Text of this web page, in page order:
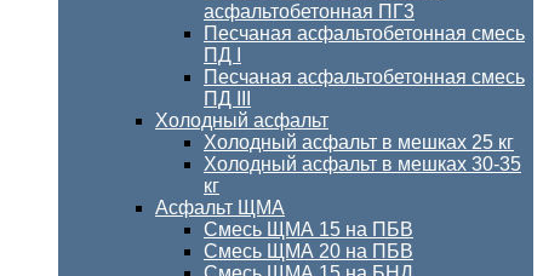
асфальтобетонная ПГ3
Песчаная асфальтобетонная смесь
ПД I
Песчаная асфальтобетонная смесь
ПД III
Холодный асфальт
Холодный асфальт в мешках 25 кг
Холодный асфальт в мешках 30-35
кг
Асфальт ЩМА
Смесь ЩМА 15 на ПБВ
Смесь ЩМА 20 на ПБВ